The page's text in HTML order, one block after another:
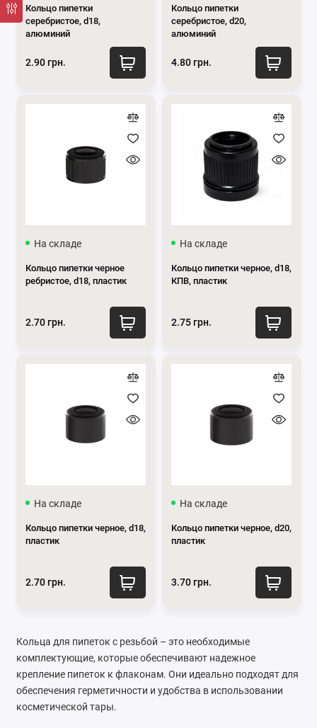
Кольцо пипетки
серебристое, d18,
алюминий
2.90 грн.
Кольцо пипетки
серебристое, d20,
алюминий
4.80 грн.
На складе
Кольцо пипетки черное
ребристое, d18, пластик
2.70 грн.
На складе
Кольцо пипетки черное, d18,
КПВ, пластик
2.75 грн.
На складе
Кольцо пипетки черное, d18,
пластик
2.70 грн.
На складе
Кольцо пипетки черное, d20,
пластик
3.70 грн.
Кольца для пипеток с резьбой – это необходимые
комплектующие, которые обеспечивают надежное
крепление пипеток к флаконам. Они идеально подходят для
обеспечения герметичности и удобства в использовании
косметической тары.